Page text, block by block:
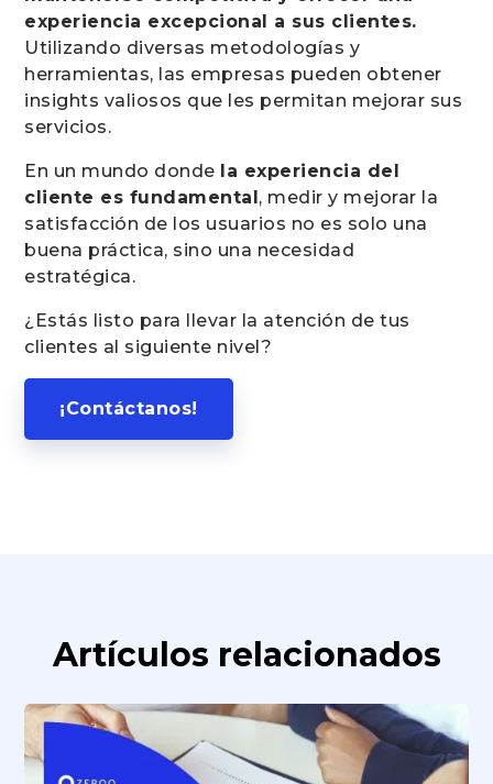
experiencia excepcional a sus clientes.
Utilizando diversas metodologías y
herramientas, las empresas pueden obtener
insights valiosos que les permitan mejorar sus
servicios.
En un mundo donde la experiencia del
cliente es fundamental, medir y mejorar la
satisfacción de los usuarios no es solo una
buena práctica, sino una necesidad
estratégica.
¿Estás listo para llevar la atención de tus
clientes al siguiente nivel?
¡Contáctanos!
Artículos relacionados